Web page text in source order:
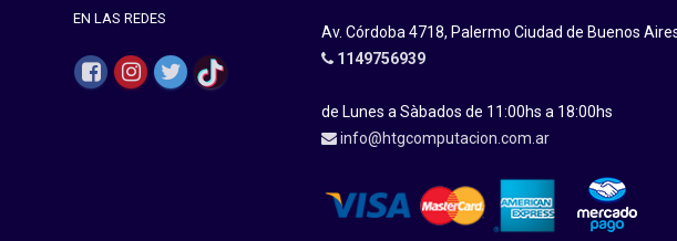
EN LAS REDES
Av. Córdoba 4718, Palermo Ciudad de Buenos
1149756939
de Lunes a Sàbados de 11:00hs a 18:00hs
info@htgcomputacion.com.ar